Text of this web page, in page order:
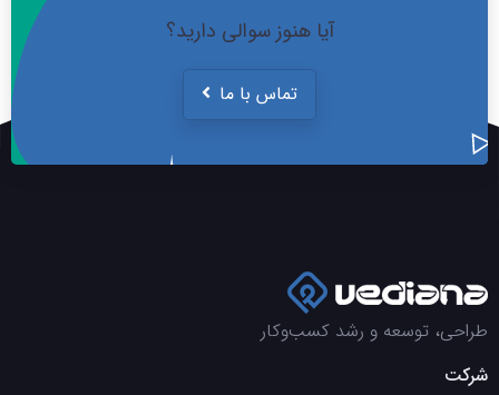
آیا هنوز سوالی دارید؟
تماس با ما
طراحی، توسعه و رشد کسب‌وکار
شرکت